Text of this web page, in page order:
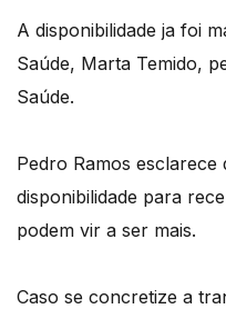
A disponibilidade ja foi
Saúde, Marta Temido,
Saúde.
Pedro Ramos
disponibilidade para
podem vir a ser mais.
Caso se concretize a